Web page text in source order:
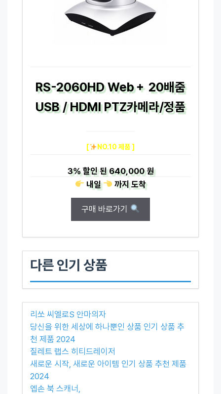
RS-2060HD Web＋ 20배줌
USB / HDMI PTZ카메라/정품
[ NO.10 제품 ]
3%할인 된640,000 원
내일
까지도착
구매 바로가기
다른 인기 상품
리쏘 씨엘로S 안마의자
당신을 위한 세상에 하나뿐인 상품 인기 상품 추
천 제품 2024
질레트 랩스 히티드레이저
새로운 시작, 새로운 아이템 인기 상품 추천 제품
2024
엡손 북 스캐너,